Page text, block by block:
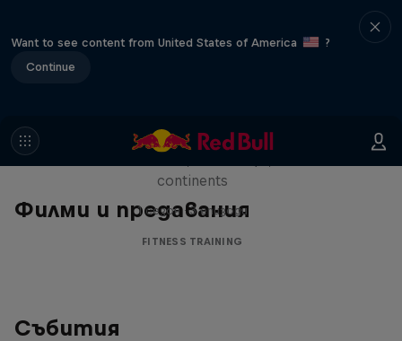
Want to see content from United States of America
?
Continue
Филми и предавания
Race
continents
1 сезон · 3 епизоди
FITNESS TRAINING
Събития